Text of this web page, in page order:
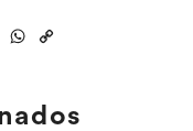
TwitterWhatsApp